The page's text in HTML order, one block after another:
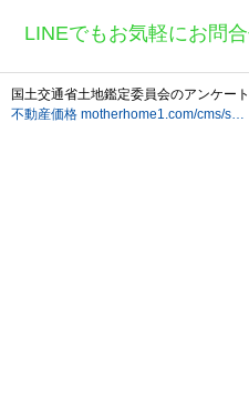
LINEでもお気軽にお問